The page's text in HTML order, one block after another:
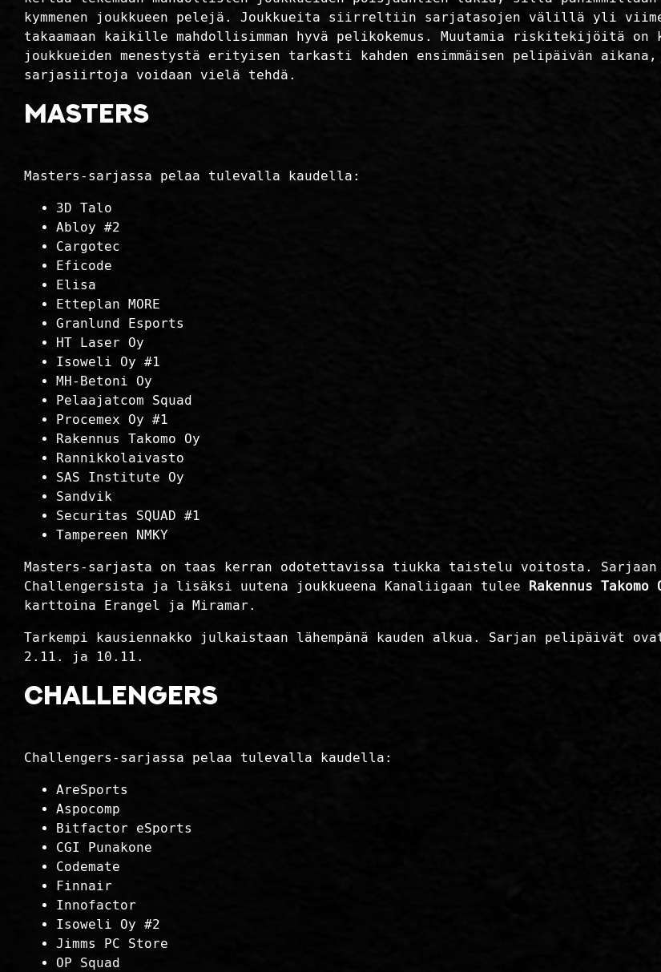
kymmenen joukkueen pelejä. Joukkueita siirreltiin sarjatasojen välillä yli
takaamaan kaikille mahdollisimman hyvä pelikokemus. Muutamia riskitekijöitä
joukkueiden menestystä erityisen tarkasti kahden ensimmäisen pelipäivän
sarjasiirtoja voidaan vielä tehdä.
Masters
Masters-sarjassa pelaa tulevalla kaudella:
3D Talo
Abloy #2
Cargotec
Eficode
Elisa
Etteplan MORE
Granlund Esports
HT Laser Oy
Isoweli Oy #1
MH-Betoni Oy
Pelaajatcom Squad
Procemex Oy #1
Rakennus Takomo Oy
Rannikkolaivasto
SAS Institute Oy
Sandvik
Securitas SQUAD #1
Tampereen NMKY
Masters-sarjasta on taas kerran odotettavissa tiukka taistelu voitosta.
Challengersista ja lisäksi uutena joukkueena Kanaliigaan tulee
Rakennus Takomo
karttoina Erangel ja Miramar.
Tarkempi kausiennakko julkaistaan lähempänä kauden alkua. Sarjan
2.11. ja 10.11.
Challengers
Challengers-sarjassa pelaa tulevalla kaudella:
AreSports
Aspocomp
Bitfactor eSports
CGI Punakone
Codemate
Finnair
Innofactor
Isoweli Oy #2
Jimms PC Store
OP Squad